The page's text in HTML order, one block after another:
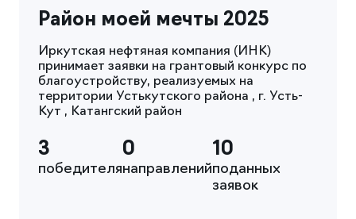
Район моей мечты 2025
Иркутская нефтяная компания (ИНК)
принимает заявки на грантовый конкурс по
благоустройству, реализуемых на
территории Устькутского района , г. Усть-
Кут , Катангский район
3
победителя
0
направлений
10
поданных
заявок